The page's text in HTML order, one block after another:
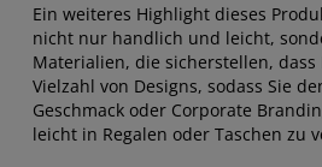
Ein weiteres Highlight dieses
nicht nur handlich und leicht,
Materialien, die sicherstellen,
Vielzahl von Designs, sodass Sie
Geschmack oder Corporate
leicht in Regalen oder Taschen zu